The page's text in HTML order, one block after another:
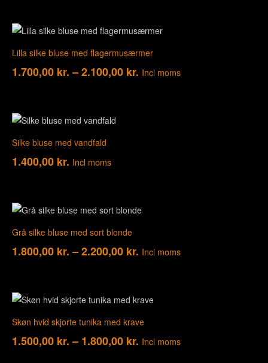
Lilla silke bluse med flagermusærmer
1.700,00 kr. –2.100,00 kr. Incl moms
Silke bluse med vandfald
1.400,00 kr. Incl moms
Grå silke bluse med sort blonde
1.800,00 kr. –2.200,00 kr. Incl moms
Skøn hvid skjorte tunika med krave
1.500,00 kr. – 1.800,00 kr. Incl moms